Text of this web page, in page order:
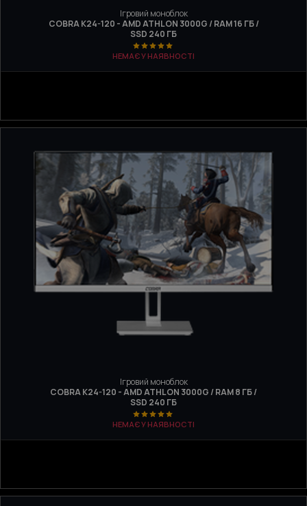
Ігровий моноблок
COBRA K24-120 - AMD ATHLON 3000G / RAM 16 ГБ /
SSD 240 ГБ
НЕМАЄ У НАЯВНОСТІ
Ігровий моноблок
COBRA K24-120 - AMD ATHLON 3000G / RAM 8 ГБ /
SSD 240 ГБ
НЕМАЄ У НАЯВНОСТІ